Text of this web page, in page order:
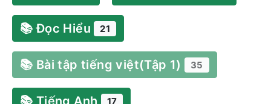
📚 Đọc Hiểu 21
📚 Bài tập tiếng việt(Tập 1) 35
📚 Tiếng Anh 17